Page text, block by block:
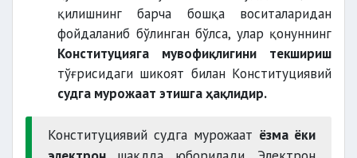
имзолангунига қадар
қонунларининг
ратификация
мувофиқлигини аниқлайди
қилишнинг барча бошқа воситаларидан
фойдаланиб бўлинган бўлса, улар қонуннинг
Конституцияга мувофиқлигини текшириш
тўғрисидаги шикоят билан Конституциявий
судга мурожаат этишга ҳақлидир.
Конституциявий судга мурожаат ёзма ёки